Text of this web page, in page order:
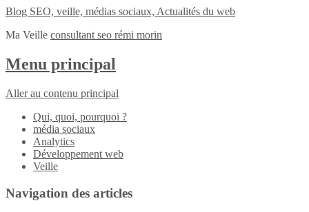
Blog SEO, veille, médias sociaux, Actualités du web
Ma Veille consultant seo rémi morin
Menu principal
Aller au contenu principal
Qui, quoi, pourquoi ?
média sociaux
Analytics
Développement web
Veille
Navigation des articles